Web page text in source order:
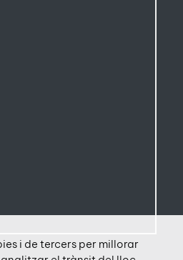
i de tercers per millorar